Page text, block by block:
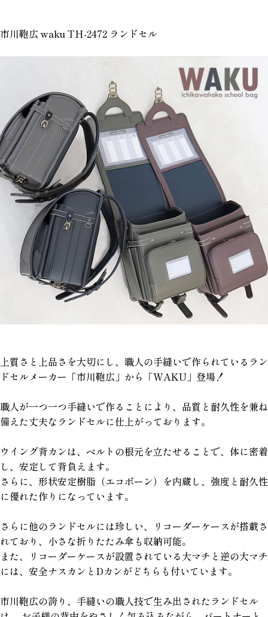
市川鞄広 waku TH-2472 ランドセル
上質さと上品さを大切にし、職人の手縫いで作られているラン
ドセルメーカー「市川鞄広」から「WAKU」登場！
職人が一つ一つ手縫いで作ることにより、品質と耐久性を兼ね
備えた丈夫なランドセルに仕上がっております。
ウイング背カンは、ベルトの根元を立たせることで、体に密着
し、安定して背負えます。
さらに、形状安定樹脂（エコボーン）を内蔵し、強度と耐久性
に優れた作りになっています。
さらに他のランドセルには珍しい、リコーダーケースが搭載さ
れており、小さな折りたたみ傘も収納可能。
また、リコーダーケースが設置されている大マチと逆の大マチ
には、安全ナスカンとDカンがどちらも付いています。
市川鞄広の誇り、手縫いの職人技で生み出されたランドセル